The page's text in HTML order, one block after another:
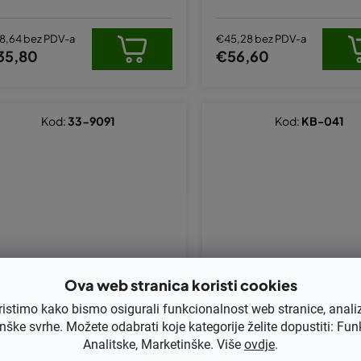
Ova web stranica koristi cookies
kako bismo osigurali funkcionalnost web stranice,
svrhe. Možete odabrati koje kategorije želite dopustiti:
Analitske, Marketinške. Više ovdje.
bez PDV-a €45,28 bez PDV-a
€56,60
Stihl 044, 046, MS341, MS3
61, MS440 (1128 160 2004)
Kod:33-9091
Kvačilo Stihl 041
1113 160 2010
Kod: KB-041